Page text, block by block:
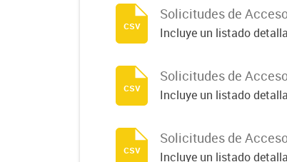
Solicitudes de
Incluye un listado
csv
Solicitudes de
Incluye un listado
csv
Solicitudes de
Incluye un listado
csv